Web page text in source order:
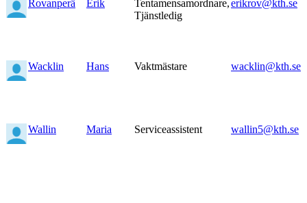
Rovanperä Erik
Tentamensamordnare,
Tjänstledig
erikrov@kth.se
Wacklin Hans Vaktmästare wacklin@kth.se
Wallin Maria Serviceassistent wallin5@kth.se